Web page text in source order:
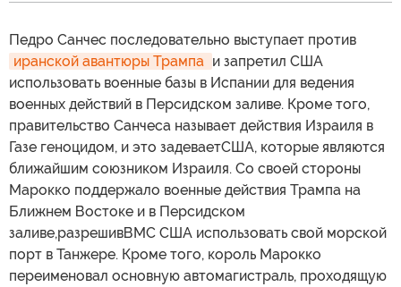
Педро Санчес последовательно выступает против
иранской авантюры Трампа и запретил США
использовать военные базы в Испании для ведения
военных действий в Персидском заливе. Кроме того,
правительство Санчеса называет действия Израиля в
Газе геноцидом, и это задеваетСША, которые являются
ближайшим союзником Израиля. Со своей стороны
Марокко поддержало военные действия Трампа на
Ближнем Востоке и в Персидском
заливе,разрешивВМС США использовать свой морской
порт в Танжере. Кроме того, король Марокко
переименовал основную автомагистраль, проходящую